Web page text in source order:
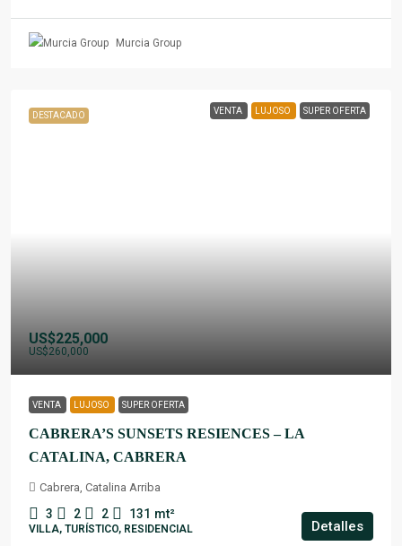
Murcia Group
DESTACADO VENTA LUJOSO SUPER OFERTA
US$225,000
US$260,000
VENTA LUJOSO SUPER OFERTA
CABRERA’S SUNSETS RESIENCES – LA
CATALINA, CABRERA
Cabrera, Catalina Arriba
3 2 2 131 mt²
VILLA, TURÍSTICO, RESIDENCIAL Detalles